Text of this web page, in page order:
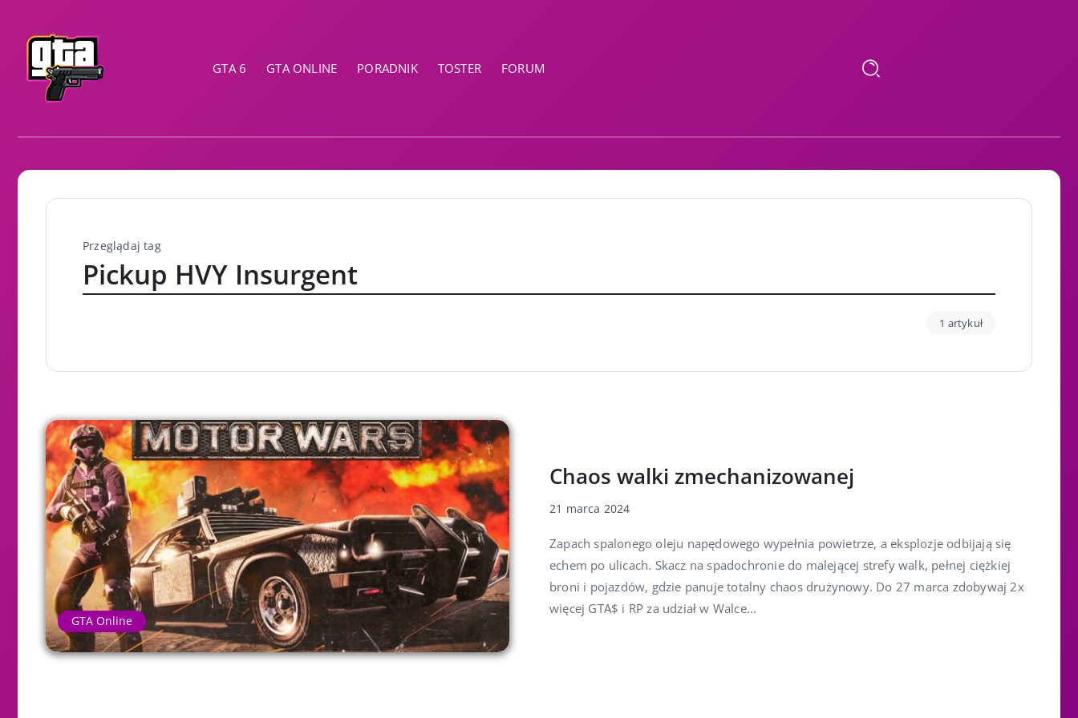
GTA 6 GTA ONLINE PORADNIK TOSTER FORUM
Przeglądaj tag
Pickup HVY Insurgent
1 artykuł
GTA Online
Chaos walki zmechanizowanej
21 marca 2024
Zapach spalonego oleju napędowego wypełnia powietrze, a eksplozje odbijają się
echem po ulicach. Skacz na spadochronie do malejącej strefy walk, pełnej ciężkiej
broni i pojazdów, gdzie panuje totalny chaos drużynowy. Do 27 marca zdobywaj 2x
więcej GTA$ i RP za udział w Walce...